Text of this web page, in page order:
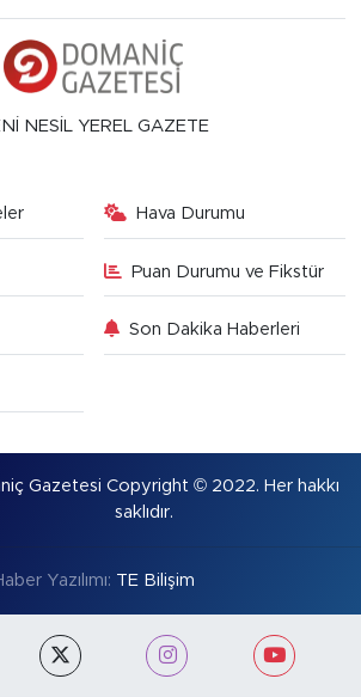
NESİL YEREL GAZETE
Hava Durumu
Puan Durumu ve Fikstür
Son Dakika Haberleri
Gazetesi Copyright © 2022. Her hakkı
saklıdır.
Yazılımı: TE Bilişim